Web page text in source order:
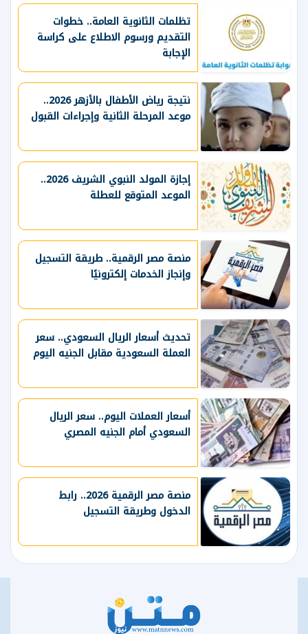
تظلمات الثانوية العامة.. خطوات
التقديم ورسوم الاطلاع على كراسة
الإجابة
نتيجة رياض الأطفال بالأزهر 2026..
موعد المرحلة الثانية وإجراءات القبول
إجازة المولد النبوي الشريف 2026..
الموعد المتوقع للعطلة
منصة مصر الرقمية.. طريقة التسجيل
وإنجاز الخدمات إلكترونيًا
تحديث أسعار الريال السعودي.. سعر
العملة السعودية مقابل الجنيه اليوم
أسعار العملات اليوم.. سعر الريال
السعودي أمام الجنيه المصري
منصة مصر الرقمية 2026.. رابط
الدخول وطريقة التسجيل